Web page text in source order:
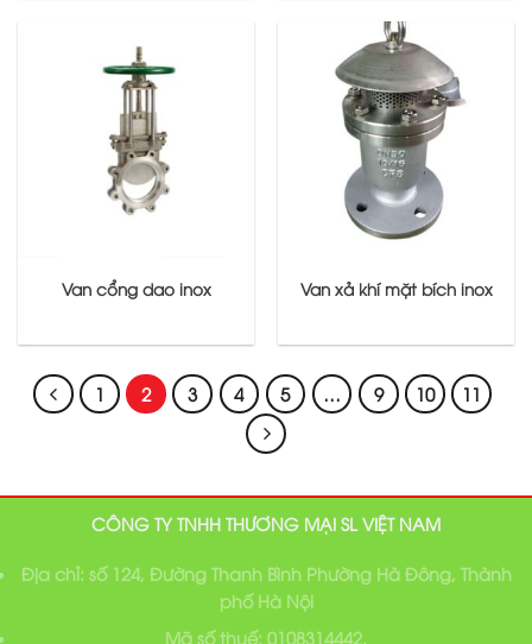
Van cổng dao inox Van xả khí mặt bích inox
1 2 3 4 5 … 9 10 11
CÔNG TY TNHH THƯƠNG MẠI SL VIỆT NAM
Địa chỉ: số 124, Đường Thanh Bình Phường Hà Đông, Thành
phố Hà Nội
Mã số thuế: 0108314442.